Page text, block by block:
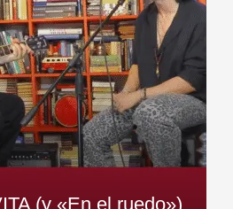
(y «En el ruedo»)